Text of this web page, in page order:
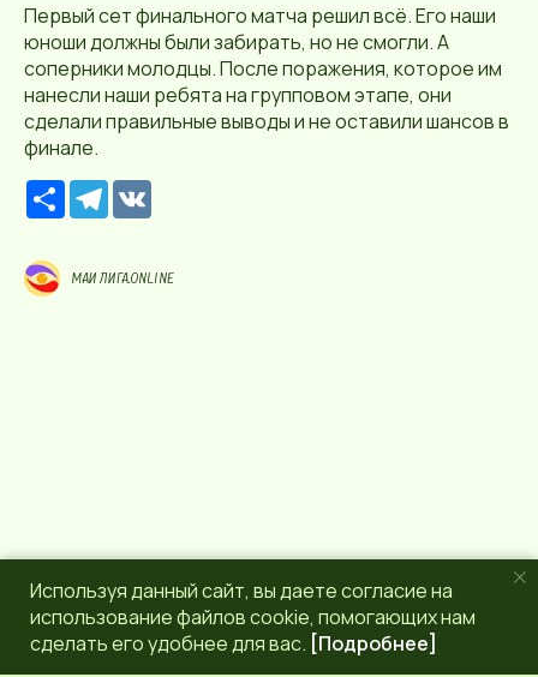
Первый сет финального матча решил всё. Его наши
юноши должны были забирать, но не смогли. А
соперники молодцы. После поражения, которое им
нанесли наши ребята на групповом этапе, они
сделали правильные выводы и не оставили шансов в
финале.
Р
е
с
р
с
T
e
g
r
МАИ ЛИГА.ONLINE
Используя данный сайт, вы даете согласие на
использование файлов cookie, помогающих нам
сделать его удобнее для вас. [Подробнее]